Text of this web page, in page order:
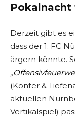
Pokalnacht
Derzeit gibt es
dass der 1. FC
ärgern könnte.
(Konter &
aktuellen
Vertikalspiel)